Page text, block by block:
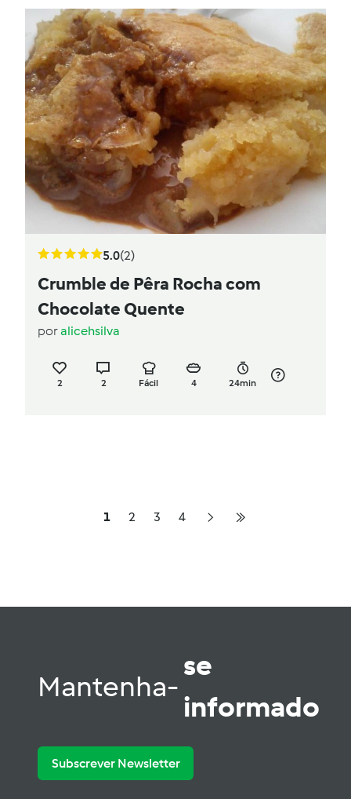
5.0(2)
Crumble de Pêra Rocha com
Chocolate Quente
poralicehsilva
2 2 Fácil 4 24min
1 2 3 4
Mantenha-
se
informado
Subscrever Newsletter